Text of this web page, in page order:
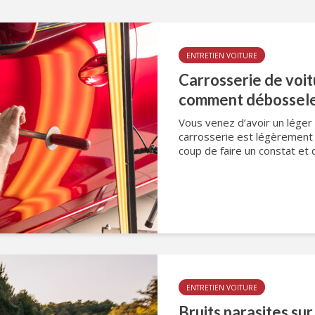
ENTRETIEN VOITURE
Carrosserie de
comment
Vous venez d’avoir un
carrosserie est légèrement
coup de faire un constat et
ENTRETIEN VOITURE